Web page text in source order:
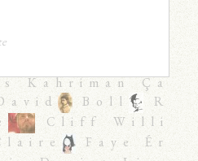
Kahriman Ça
Boll
R
Cliff Willi
Faye Ér